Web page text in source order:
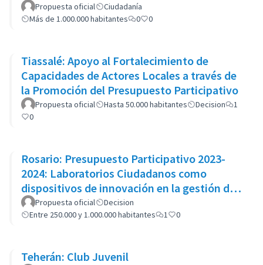
Propuesta oficial
Ciudadanía
Más de 1.000.000 habitantes
0 0
Tiassalé: Apoyo al Fortalecimiento de
Capacidades de Actores Locales a través de
la Promoción del Presupuesto Participativo
Propuesta oficial Hasta 50.000 habitantes Decision
1
0
Rosario: Presupuesto Participativo 2023-
2024: Laboratorios Ciudadanos como
dispositivos de innovación en la gestión de
políticas públicas
Propuesta oficial
Decision
Entre 250.000 y 1.000.000 habitantes
1 0
Teherán: Club Juvenil